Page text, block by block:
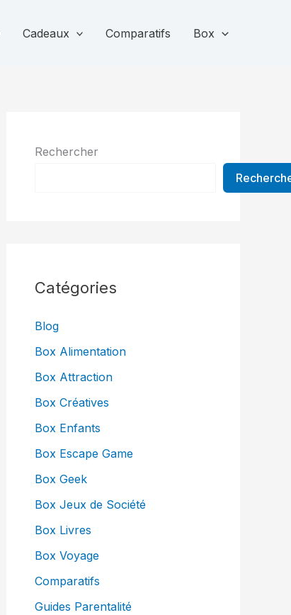
Cadeaux Comparatifs Box
Rechercher
Catégories
Blog
Box Alimentation
Box Attraction
Box Créatives
Box Enfants
Box Escape Game
Box Geek
Box Jeux de Société
Box Livres
Box Voyage
Comparatifs
Guides Parentalité